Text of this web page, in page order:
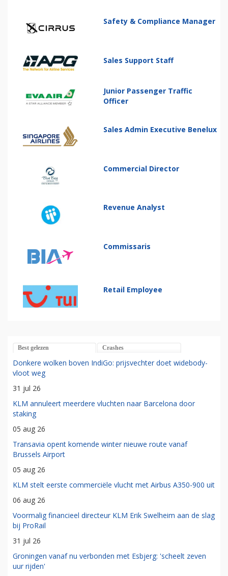
Safety & Compliance Manager
Sales Support Staff
Junior Passenger Traffic
Officer
Sales Admin Executive Benelux
Commercial Director
Revenue Analyst
Commissaris
Retail Employee
Best gelezen Crashes
Donkere wolken boven IndiGo: prijsvechter doet widebody-
vloot weg
31 jul 26
KLM annuleert meerdere vluchten naar Barcelona door
staking
05 aug 26
Transavia opent komende winter nieuwe route vanaf
Brussels Airport
05 aug 26
KLM stelt eerste commerciële vlucht met Airbus A350-900 uit
06 aug 26
Voormalig financieel directeur KLM Erik Swelheim aan de slag
bij ProRail
31 jul 26
Groningen vanaf nu verbonden met Esbjerg: 'scheelt zeven
uur rijden'